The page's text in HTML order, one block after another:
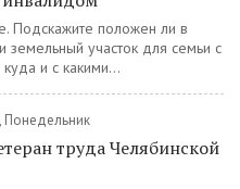
Подскажите положен ли в
земельный участок для семьи с
и с какими...
Понедельник
труда Челябинской